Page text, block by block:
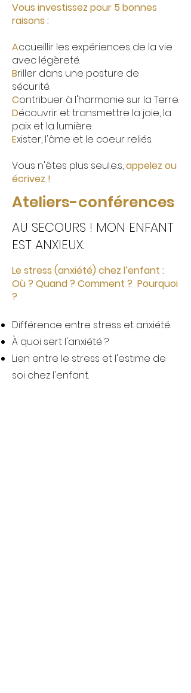
Vous investissez pour 5 bonnes
raisons :
Accueillir les expériences de la vie
avec légèreté.
Briller dans une posture de
sécurité.
Contribuer à l'harmonie sur la Terre.
Découvrir et transmettre la joie, la
paix et la lumière.
Exister, l'âme et le coeur reliés.
​​Vous n'êtes plus seul.e.s,appelez ou
écrivez !
Ateliers-conférences
AU SECOURS ! MON ENFANT
EST ANXIEUX.
Le stress (anxiété) chez l’enfant :
Où ? Quand ? Comment ? Pourquoi
?
Différence entre stress et anxiété.
À quoi sert l'anxiété ?
Lien entre le stress et l'estime de
soi chez l'enfant.